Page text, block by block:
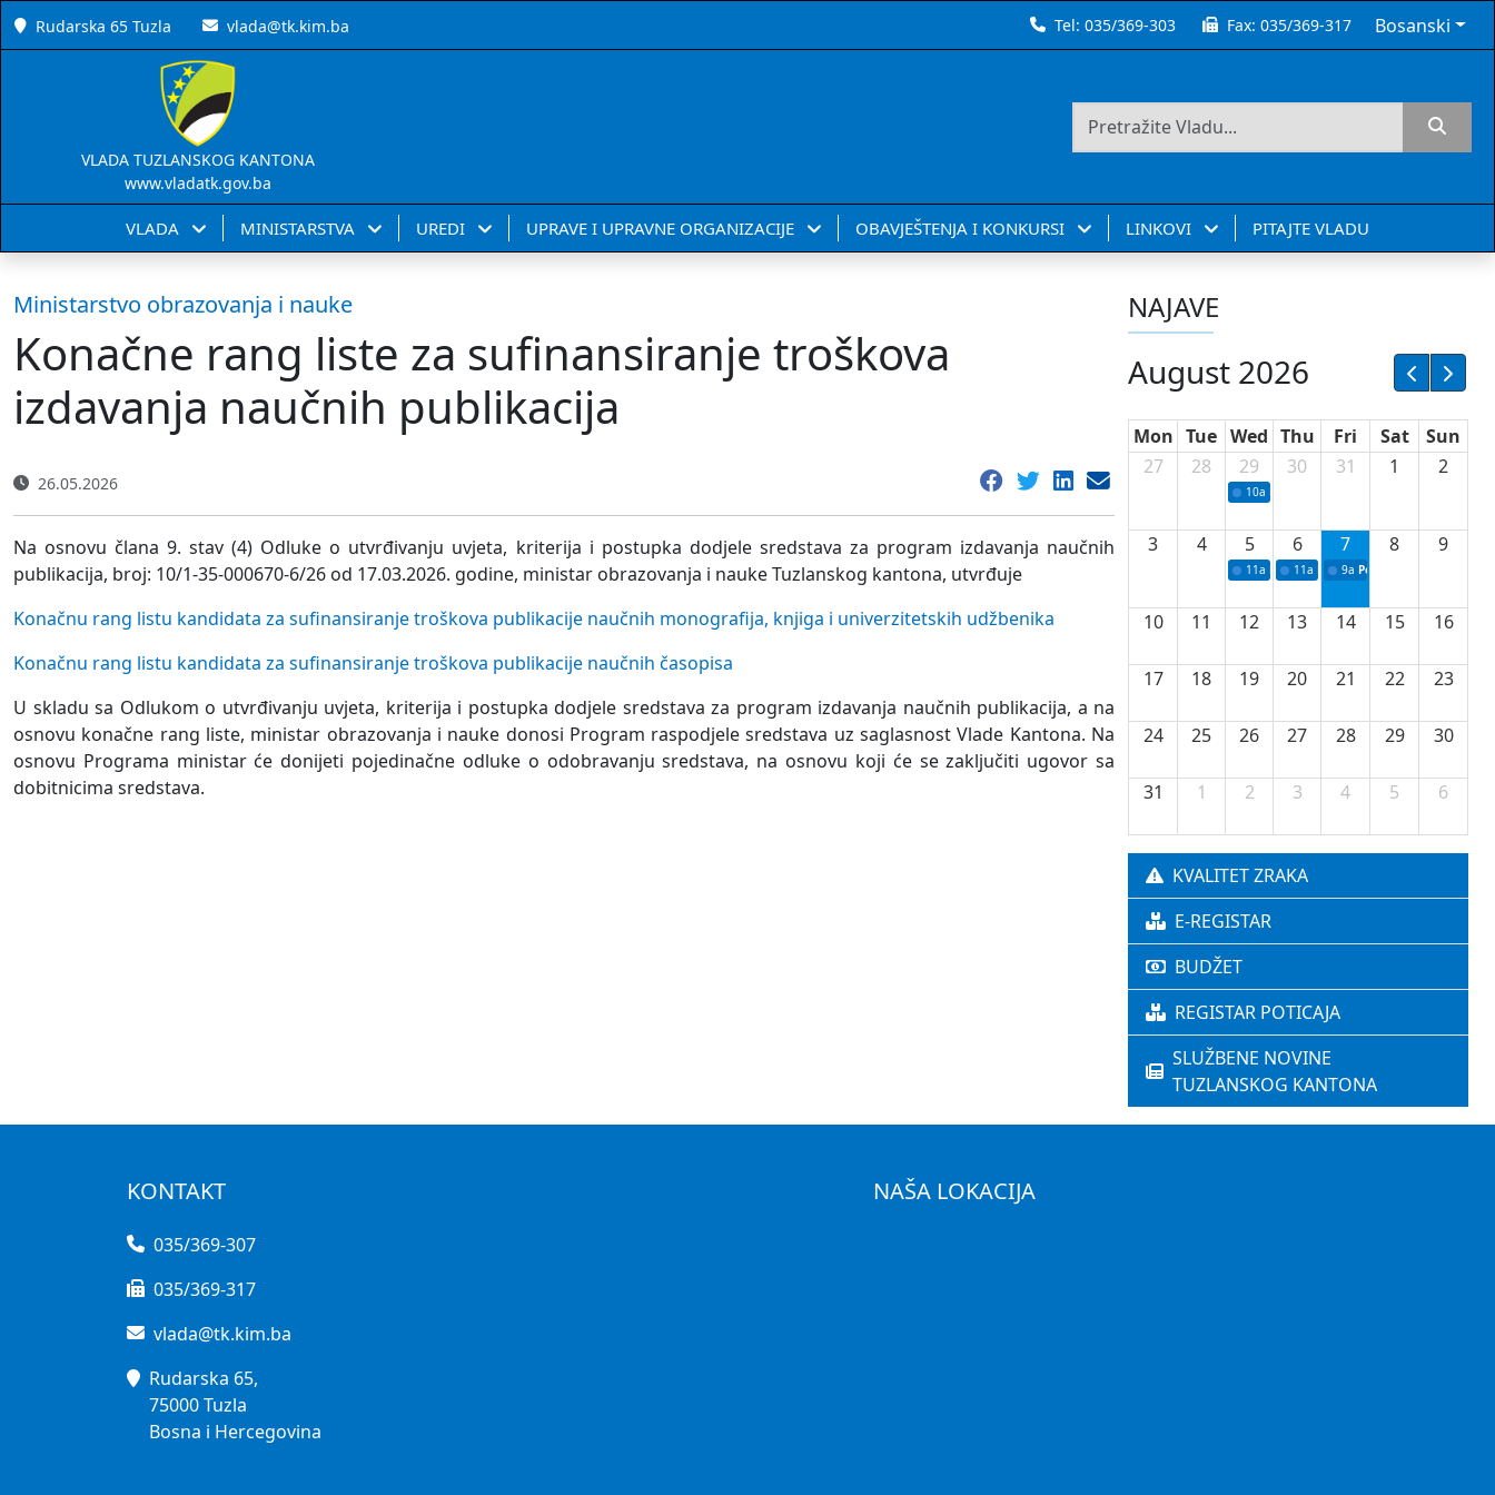
Rudarska 65 Tuzla vlada@tk.kim.ba Tel:035/369-303 Fax:035/369-317 Bosanski
VLADA TUZLANSKOG KANTONA
www.vladatk.gov.ba
VLADA MINISTARSTVA UREDI UPRAVE I UPRAVNE ORGANIZACIJE OBAVJEŠTENJA I KONKURSI LINKOVI PITAJTE VLADU
Ministarstvo obrazovanja i nauke
Konačne rang liste za sufinansiranje troškova
izdavanja naučnih publikacija
26.05.2026
Na osnovu člana 9. stav (4) Odluke o utvrđivanju uvjeta, kriterija i postupka dodjele sredstava za program izdavanja naučnih
publikacija, broj: 10/1-35-000670-6/26 od 17.03.2026. godine, ministar obrazovanja i nauke Tuzlanskog kantona, utvrđuje
Konačnu rang listu kandidata za sufinansiranje troškova publikacije naučnih monografija, knjiga i univerzitetskih udžbenika
Konačnu rang listu kandidata za sufinansiranje troškova publikacije naučnih časopisa
U skladu sa Odlukom o utvrđivanju uvjeta, kriterija i postupka dodjele sredstava za program izdavanja naučnih publikacija, a na
osnovu konačne rang liste, ministar obrazovanja i nauke donosi Program raspodjele sredstava uz saglasnost Vlade Kantona. Na
osnovu Programa ministar će donijeti pojedinačne odluke o odobravanju sredstava, na osnovu koji će se zaključiti ugovor sa
dobitnicima sredstava.
NAJAVE
August 2026
Mon Tue Wed Thu Fri Sat
Sun
27
28 29
10a Potpisivanje ugovora sa neprofitnim
30 31 1 2
3 4 5
11a Potpisivanje ugovora o stipendijama
6
11a Podrška razvoju vodne
7
9a Početak izgradnje nove
8 9
10 11 12 13 14 15 16
17 18 19 20 21 22 23
24 25 26 27 28 29 30
31 1 2 3 4 5 6
KVALITET ZRAKA
E-REGISTAR
BUDŽET
REGISTAR POTICAJA
SLUŽBENE NOVINE
TUZLANSKOG KANTONA
KONTAKT
035/369-307
035/369-317
vlada@tk.kim.ba
Rudarska 65,
75000 Tuzla
Bosna i Hercegovina
NAŠA LOKACIJA